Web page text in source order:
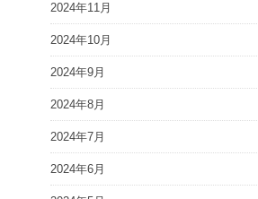
2024年11月
2024年10月
2024年9月
2024年8月
2024年7月
2024年6月